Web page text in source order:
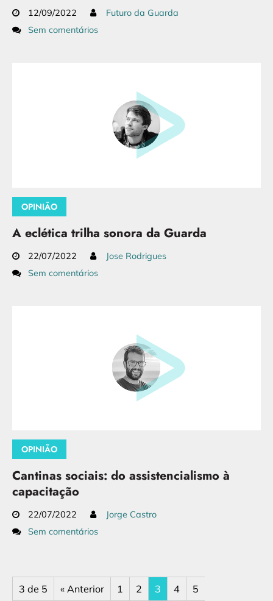
12/09/2022
Futuro da Guarda
Sem comentários
OPINIÃO
A eclética trilha sonora da Guarda
22/07/2022
Jose Rodrigues
Sem comentários
OPINIÃO
Cantinas sociais: do assistencialismo à
capacitação
22/07/2022
Jorge Castro
Sem comentários
3 de 5 « Anterior 1 2 3 4
5